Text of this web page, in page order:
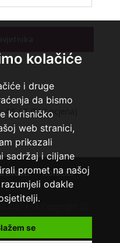
kolačiće
i druge
da bismo
korisničko
web stranici,
prikazali
sadržaj i ciljane
promet na našoj
odakle
se
je slobodan
600
min
je slobodan
ljubavna predviđanja
min
4.5 / 5 (512 ocjena)
Kolačići
+18 Copyright Ⓒ
smiju koristiti osobe
godina.